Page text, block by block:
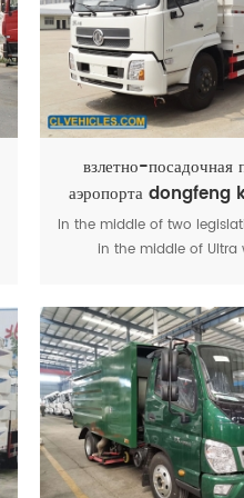
инструментом для
дорог.
взлетно-посадочная
аэропорта dongfeng
очистка воды под
давлением
In the middle of two
in the middle of Ultra
spray bar in left and